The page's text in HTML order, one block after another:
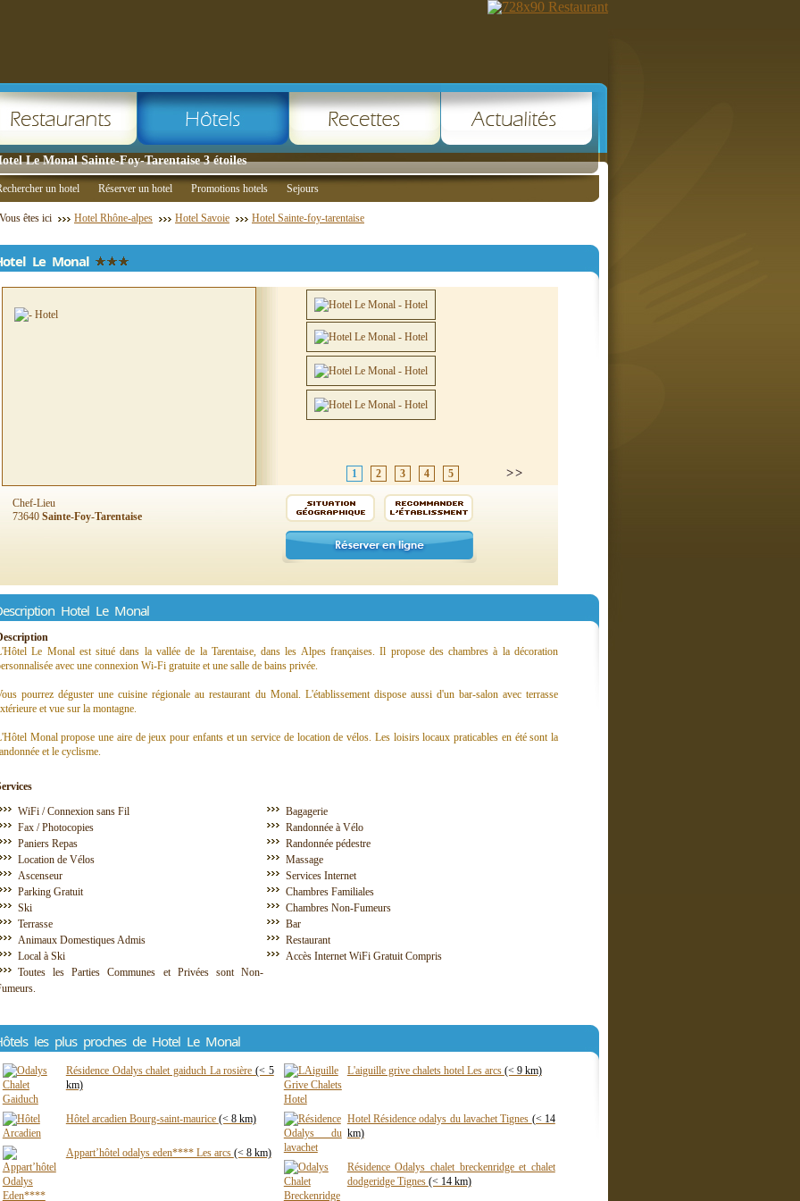
Le Monal Sainte-Foy-Tarentaise 3 étoiles
un hotel Réserver un hotel Promotions hotels Sejours
Vous êtes ici Hotel Rhône-alpes Hotel Savoie Hotel Sainte-foy-tarentaise
Le Monal
1 2 3 4 5
Chef-Lieu
73640 Sainte-Foy-Tarentaise
Hotel Le Monal
Le Monal est situé dans la vallée de la Tarentaise, dans les Alpes françaises. Il propose des chambres à la décoration
avec une connexion Wi-Fi gratuite et une salle de bains privée.
pourrez déguster une cuisine régionale au restaurant du Monal. L'établissement dispose aussi d'un bar-salon avec terrasse
et vue sur la montagne.
Monal propose une aire de jeux pour enfants et un service de location de vélos. Les loisirs locaux praticables en été sont la
et le cyclisme.
WiFi / Connexion sans Fil
Bagagerie
Fax / Photocopies
Randonnée à Vélo
Paniers Repas
Randonnée pédestre
Location de Vélos
Massage
Ascenseur
Services Internet
Parking Gratuit
Chambres Familiales
Ski
Chambres Non-Fumeurs
Terrasse
Bar
Animaux Domestiques Admis
Restaurant
Local à Ski
Accès Internet WiFi Gratuit Compris
Toutes les Parties Communes et Privées sont Non-
les plus proches de Hotel Le Monal
Résidence Odalys chalet gaiduch La rosière(< 5
km)
Hôtel arcadien Bourg-saint-maurice (< 8 km)
Appart’hôtel odalys eden**** Les arcs (< 8 km)
L'aiguille grive chalets hotel Les arcs (< 9 km)
Hotel Résidence odalys du lavachet Tignes (< 14
km)
Résidence Odalys chalet breckenridge et chalet
dodgeridge Tignes (< 14 km)